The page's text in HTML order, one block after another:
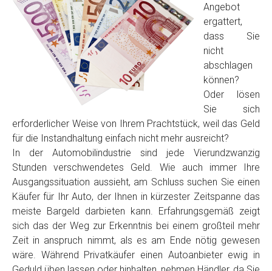
Wie viel ist 10+2 ?*
Angebot
ergattert,
dass Sie
nicht
abschlagen
können?
Oder lösen
Sie sich
erforderlicher Weise von Ihrem Prachtstück, weil das Geld
für die Instandhaltung einfach nicht mehr ausreicht?
In der Automobilindustrie sind jede Vierundzwanzig
Stunden verschwendetes Geld. Wie auch immer Ihre
Ausgangssituation aussieht, am Schluss suchen Sie einen
Käufer für Ihr Auto, der Ihnen in kürzester Zeitspanne das
meiste Bargeld darbieten kann. Erfahrungsgemäß zeigt
sich das der Weg zur Erkenntnis bei einem großteil mehr
Zeit in anspruch nimmt, als es am Ende nötig gewesen
wäre. Während Privatkäufer einen Autoanbieter ewig in